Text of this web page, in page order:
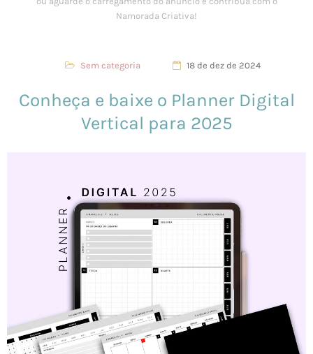
Sem categoria 18 de dez de 2024
Conheça e baixe o Planner Digital
Vertical para 2025